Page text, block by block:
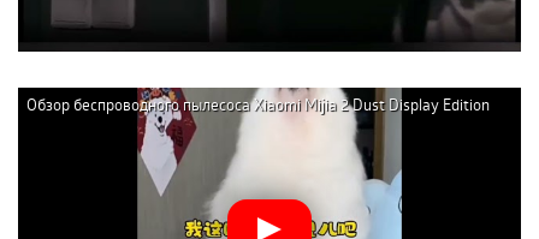
бесперебойная работа;
тонкие настройки расстояний;
несколько вариантов «умной» связи;
синхронизация с «умной» колонкой;
Обзор беспроводного пылесоса Xiaomi Mijia 2 Dust Display Edition